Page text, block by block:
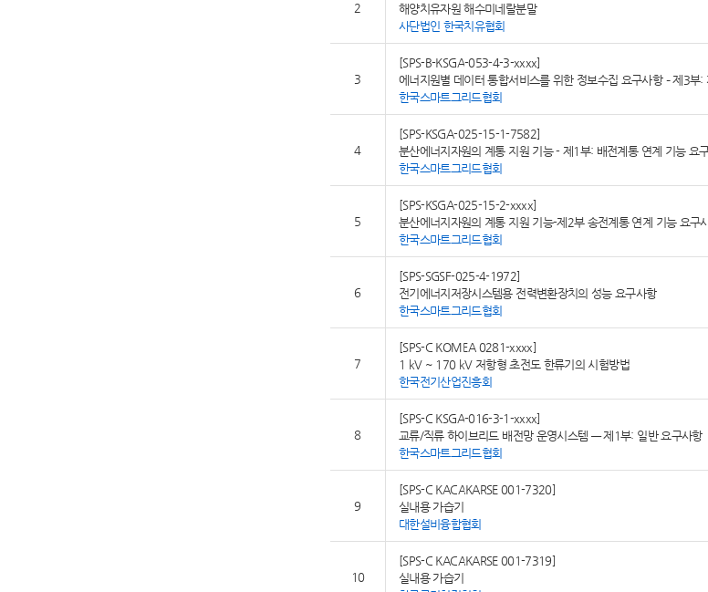
2
해양치유자원 해수미네랄분말
사단법인 한국치유협회
3
[SPS-B-KSGA-053-4-3-xxxx]
에너지원별 데이터 통합서비스를 위한 정보수집 요구사항 – 제3부:
한국스마트그리드협회
4
[SPS-KSGA-025-15-1-7582]
분산에너지자원의 계통 지원 기능 - 제1부: 배전계통 연계 기능 요
한국스마트그리드협회
5
[SPS-KSGA-025-15-2-xxxx]
분산에너지자원의 계통 지원 기능-제2부 송전계통 연계 기능 요구
한국스마트그리드협회
6
[SPS-SGSF-025-4-1972]
전기에너지저장시스템용 전력변환장치의 성능 요구사항
한국스마트그리드협회
7
[SPS-C KOMEA 0281-xxxx]
1 kV ~ 170 kV 저항형 초전도 한류기의 시험방법
한국전기산업진흥회
8
[SPS-C KSGA-016-3-1-xxxx]
교류/직류 하이브리드 배전망 운영시스템 — 제1부: 일반 요구사항
한국스마트그리드협회
9
[SPS-C KACAKARSE 001-7320]
실내용 가습기
대한설비융합협회
10
[SPS-C KACAKARSE 001-7319]
실내용 가습기